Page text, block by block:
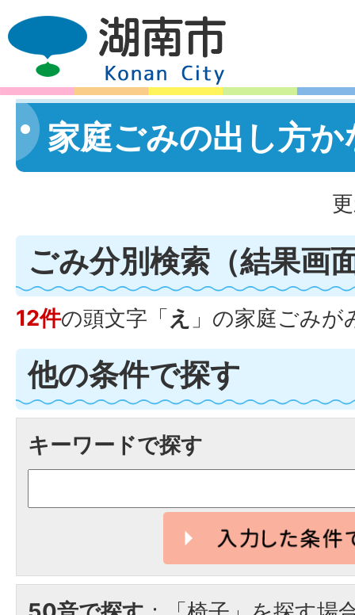
家庭ごみの出し方か
ごみ分別検索 （結果画
12件の頭文字「え 」の家庭ごみが
他の条件で探す
キーワードで探す